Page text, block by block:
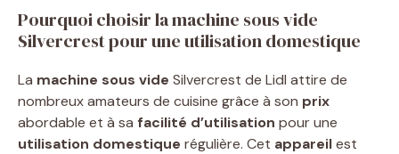
Pourquoi choisir la machine sous vide
Silvercrest pour une utilisation domestique
La machine sous vide Silvercrest de Lidl attire de
nombreux amateurs de cuisine grâce à son prix
abordable et à sa facilité d’utilisation pour une
utilisation domestique régulière. Cet appareilest